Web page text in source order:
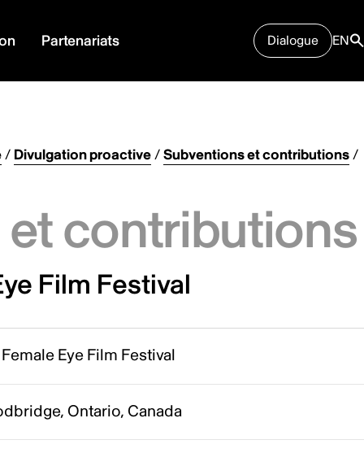
Partenariats Dialogue EN
/ Divulgation proactive/Subventions et contributions/
contributions
Film Festival
Eye Film Festival
Ontario, Canada